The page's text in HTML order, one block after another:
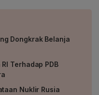
Dongkrak Belanja
Terhadap PDB
Nuklir Rusia